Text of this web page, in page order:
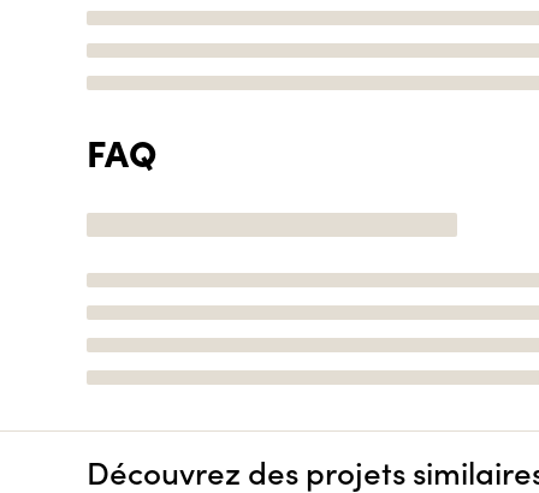
FAQ
Découvrez des projets